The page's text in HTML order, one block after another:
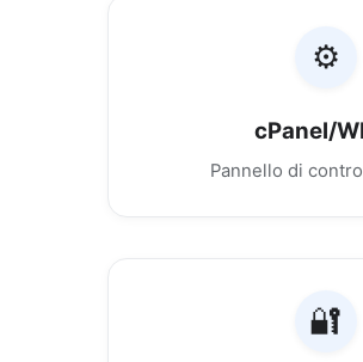
⚙️
cPanel/
Pannello di
🔐